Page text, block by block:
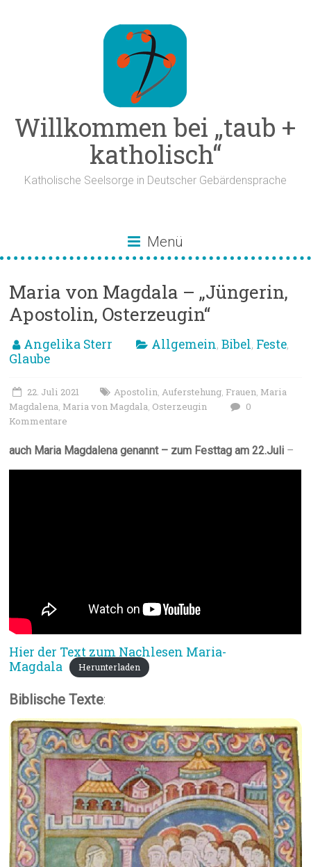
Willkommen bei „taub +
katholisch“
Katholische Seelsorge in Deutscher Gebärdensprache
Menü
Maria von Magdala – „Jüngerin,
Apostolin, Osterzeugin“
Angelika Sterr Allgemein,Bibel, Feste,
Glaube
22. Juli 2021 Apostolin,Auferstehung, Frauen, Maria
Magdalena, Maria von Magdala, Osterzeugin
0
Kommentare
auch Maria Magdalena genannt – zum Festtag am 22.Juli –
Hier der Text zum Nachlesen Maria-
Magdala
Herunterladen
Biblische Texte: